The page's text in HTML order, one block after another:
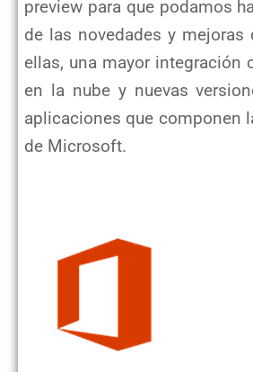
preview para que podamos
de las novedades y mejoras
ellas, una mayor integración
en la nube y nuevas
aplicaciones que componen
de Microsoft.